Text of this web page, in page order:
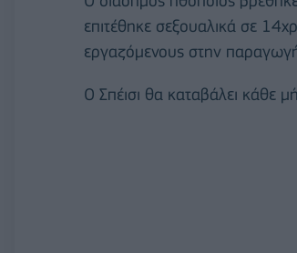
επιτέθηκε σεξουαλικά σε
εργαζόμενους στην
Ο Σπέισι θα καταβάλει κάθε